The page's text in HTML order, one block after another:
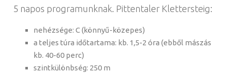
5 napos programunknak. Pittentaler Klettersteig:
nehézsége: C (könnyű-közepes)
a teljes túra időtartama: kb. 1,5-2 óra (ebből mászás
kb. 40-60 perc)
szintkülönbség: 250 m